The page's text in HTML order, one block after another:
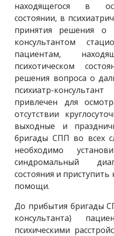
находящегося в
состоянии, в
принятия решения о
консультантом
пациентам,
психотическом
решения вопроса о
психиатр-
привлечен для
отсутствии
выходные и
бригады СПП во всех
необходимо
синдромальный
состояния и
помощи.
До прибытия бригады
консультанта)
психическими